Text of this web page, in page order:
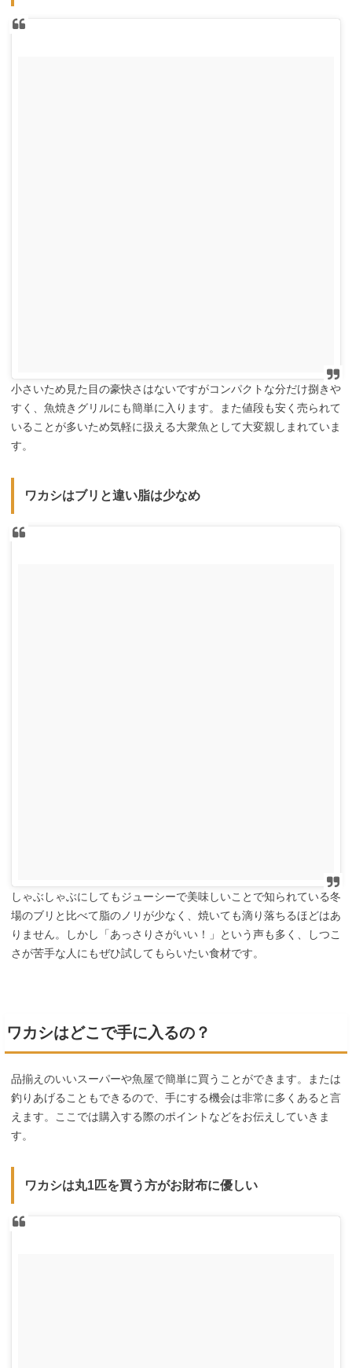
小さいため見た目の豪快さはないですがコンパクトな分だけ捌きや
すく、魚焼きグリルにも簡単に入ります。また値段も安く売られて
いることが多いため気軽に扱える大衆魚として大変親しまれていま
す。
ワカシはブリと違い脂は少なめ
しゃぶしゃぶにしてもジューシーで美味しいことで知られている冬
場のブリと比べて脂のノリが少なく、焼いても滴り落ちるほどはあ
りません。しかし「あっさりさがいい！」という声も多く、しつこ
さが苦手な人にもぜひ試してもらいたい食材です。
ワカシはどこで手に入るの？
品揃えのいいスーパーや魚屋で簡単に買うことができます。または
釣りあげることもできるので、手にする機会は非常に多くあると言
えます。ここでは購入する際のポイントなどをお伝えしていきま
す。
ワカシは丸1匹を買う方がお財布に優しい